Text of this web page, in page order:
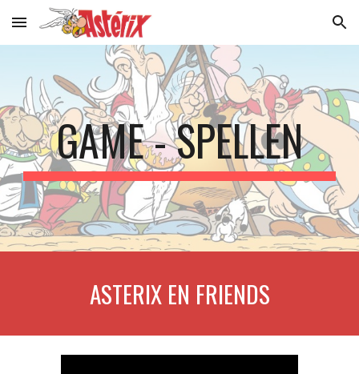
Skip to main content Skip to navigation
GAME - SPELLEN
ASTERIX EN FRIENDS